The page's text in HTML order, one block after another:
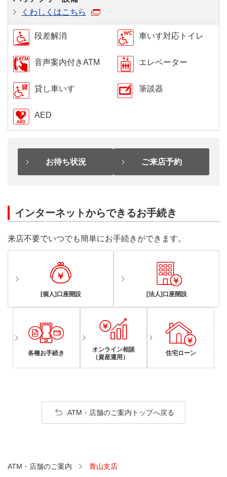
くわしくはこちら
段差解消 車いす対応トイレ
音声案内付きATM エレベーター
貸し車いす 筆談器
AED
お待ち状況 ご来店予約
インターネットからできるお手続き
来店不要でいつでも簡単にお手続きができます。
[個人]口座開設 [法人]口座開設
各種お手続き
オンライン相談
（資産運用）
住宅ローン
ATM・店舗のご案内トップへ戻る
ATM・店舗のご案内 青山支店